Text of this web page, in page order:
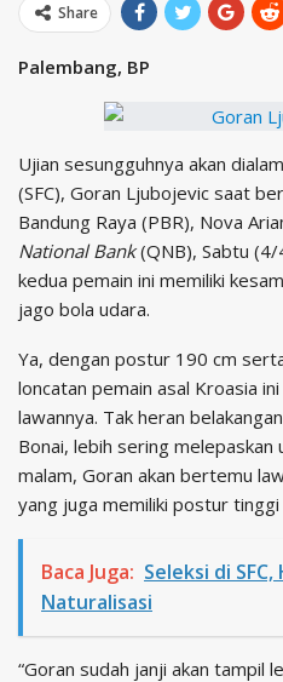
Share
Palembang, BP
Ujian sesungguhnya akan
(SFC), Goran Ljubojevic saat
Bandung Raya (PBR), Nova
National Bank(QNB), Sabtu (4/
kedua pemain ini memiliki
jago bola udara.
Ya, dengan postur 190 cm
loncatan pemain asal Kroasia
lawannya. Tak heran
Bonai, lebih sering melepaskan
malam, Goran akan bertemu
yang juga memiliki postur tinggi
Baca Juga: Seleksi di
Naturalisasi
“Goran sudah janji akan tampil